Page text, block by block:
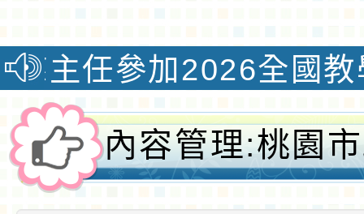
加2026全國教學創
內容管理:桃園